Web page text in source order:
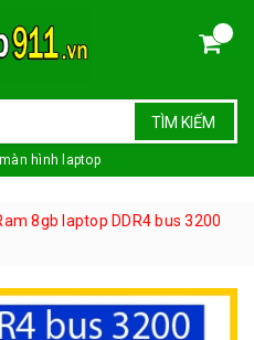
TÌM KIẾM
hình laptop
8gb laptop DDR4 bus 3200